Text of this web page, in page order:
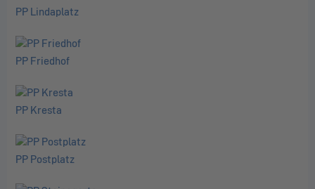
PP Lindaplatz
PP Friedhof
PP Kresta
PP Postplatz